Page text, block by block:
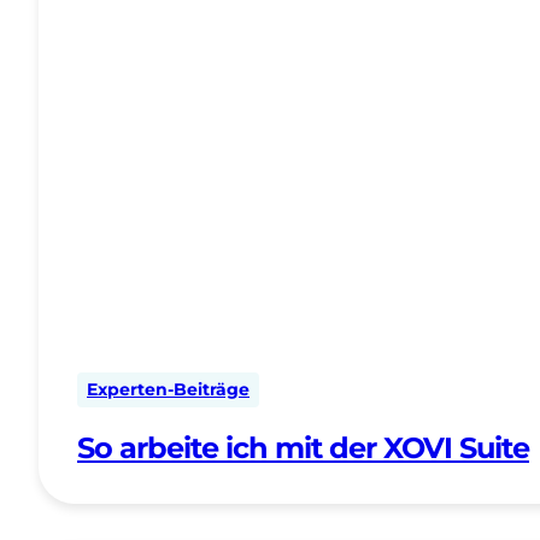
Experten-Beiträge
So arbeite ich mit der XOVI Suite